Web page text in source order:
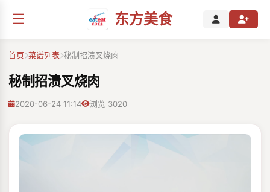
☰ 东方美食
首页 菜谱列表 秘制招渍叉烧肉
秘制招渍叉烧肉
2020-06-24 11:14 浏览 3020